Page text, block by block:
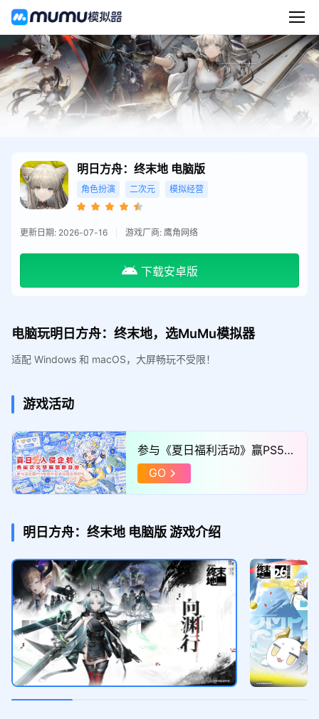
明日方舟：终末地 电脑版
角色扮演 二次元 模拟经营
更新日期: 2026-07-16 游戏厂商: 鹰角网络
下载安卓版
电脑玩明日方舟：终末地，选MuMu模拟器
适配 Windows 和 macOS，大屏畅玩不受限！
游戏活动
参与《夏日福利活动》赢PS5数
码外设游戏周边等豪礼
GO
明日方舟：终末地 电脑版游戏介绍